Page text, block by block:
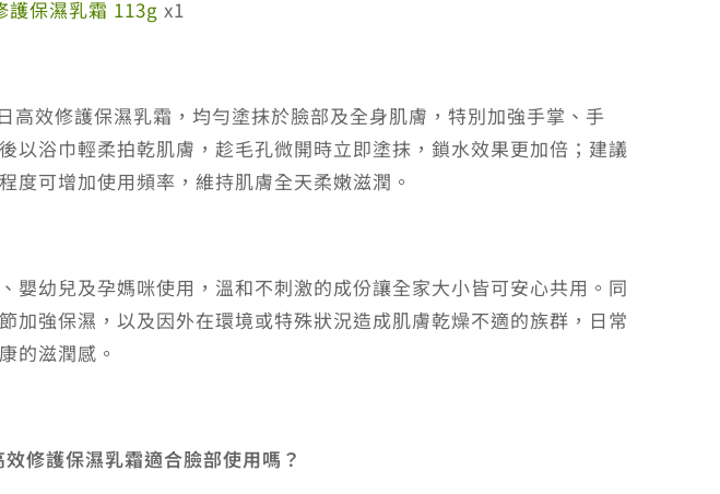
保濕乳霜 113g x1
效修護保濕乳霜，均勻塗抹於臉部及全身肌膚，特別加強手掌、手
以浴巾輕柔拍乾肌膚，趁毛孔微開時立即塗抹，鎖水效果更加倍；建議
度可增加使用頻率，維持肌膚全天柔嫩滋潤。
嬰幼兒及孕媽咪使用，溫和不刺激的成份讓全家大小皆可安心共用。同
加強保濕，以及因外在環境或特殊狀況造成肌膚乾燥不適的族群，日常
的滋潤感。
修護保濕乳霜適合臉部使用嗎？